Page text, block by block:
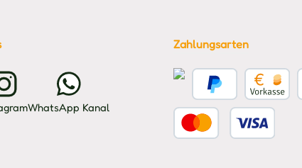
WhatsApp Kanal
Zahlungsarten
Kreditkarte
PayPal Vorkasse